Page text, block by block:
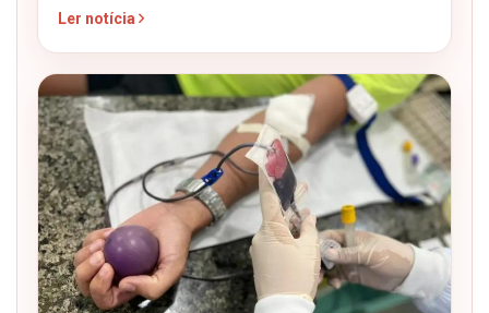
Ler notícia